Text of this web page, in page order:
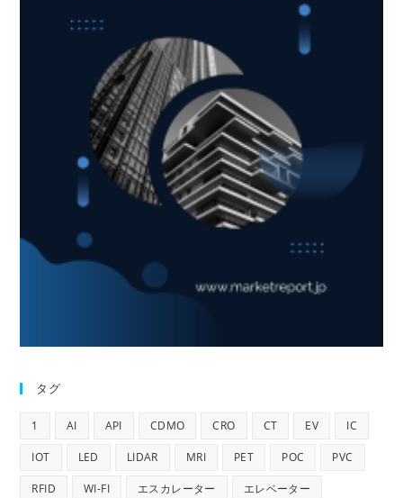
タグ
1 AI API CDMO CRO CT EV IC
IOT LED LIDAR MRI PET POC PVC
RFID WI-FI エスカレーター エレベーター